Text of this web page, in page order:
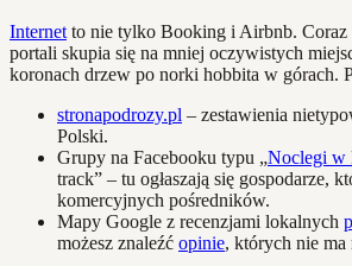
Internet to nie tylko Booking i Airbnb. Coraz
portali skupia się na mniej oczywistych
koronach drzew po norki hobbita w górach.
stronapodrozy.pl – zestawienia
Polski.
Grupy na Facebooku typu „Noclegi w
track” – tu ogłaszają się gospodarze,
komercyjnych pośredników.
Mapy Google z recenzjami lokalnych
możesz znaleźć opinie, których nie ma